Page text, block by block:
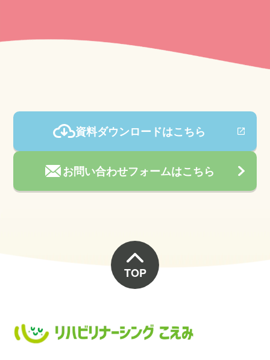
資料ダウンロードはこちら
お問い合わせフォームはこちら
TOP